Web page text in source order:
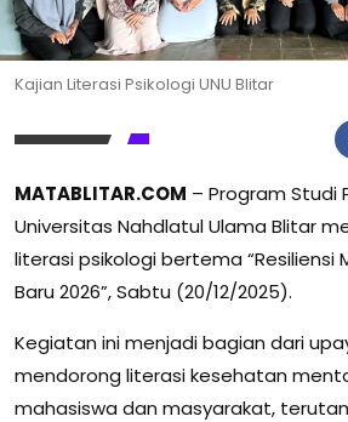
Kajian Literasi Psikologi UNU Blitar
MATABLITAR.COM – Program Studi
Universitas Nahdlatul Ulama Blitar
literasi psikologi bertema “Resiliensi
Baru 2026”, Sabtu (20/12/2025).
Kegiatan ini menjadi bagian dari
mendorong literasi kesehatan
mahasiswa dan masyarakat,